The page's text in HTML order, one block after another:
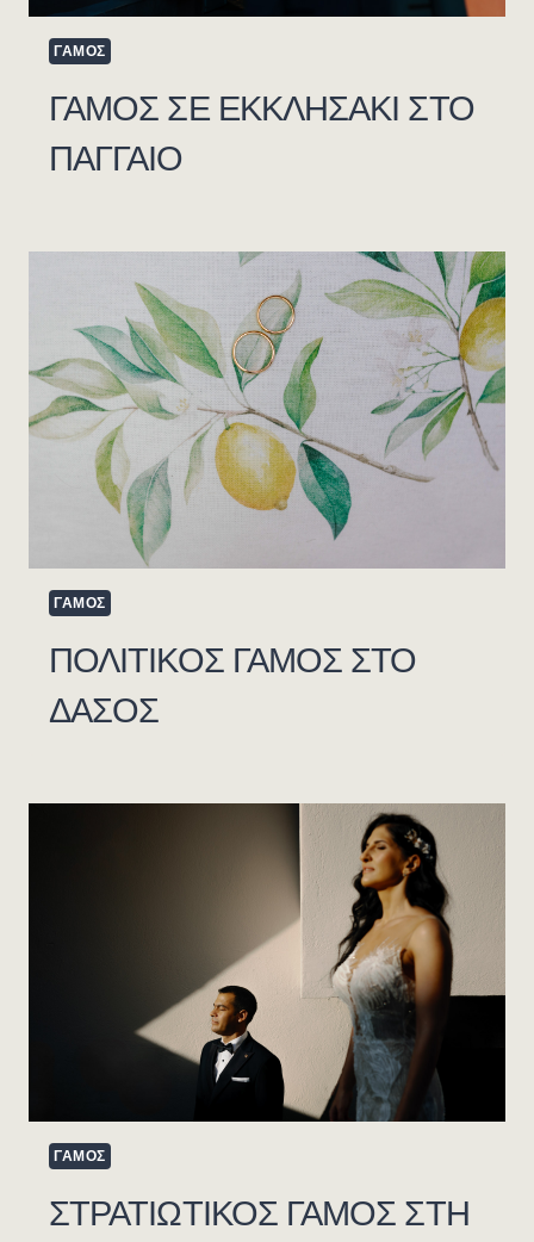
ΓΑΜΟΣ
ΓΑΜΟΣ ΣΕ ΕΚΚΛΗΣΑΚΙ ΣΤΟ
ΠΑΓΓΑΙΟ
ΓΑΜΟΣ
ΠΟΛΙΤΙΚΟΣ ΓΑΜΟΣ ΣΤΟ
ΔΑΣΟΣ
ΓΑΜΟΣ
ΣΤΡΑΤΙΩΤΙΚΟΣ ΓΑΜΟΣ ΣΤΗ